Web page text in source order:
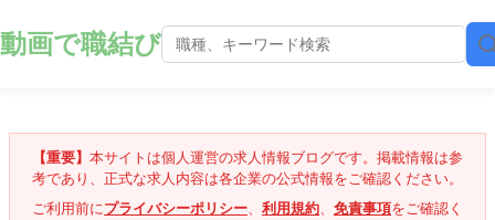
動画で職結び
【重要】 本サイトは個人運営の求人情報ブログです。掲載情報は参
考であり、正式な求人内容は各企業の公式情報をご確認ください。
ご利用前にプライバシーポリシー、 利用規約、 免責事項をご確認く